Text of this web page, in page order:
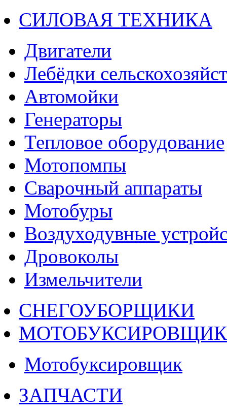
СИЛОВАЯ ТЕХНИКА
Двигатели
Лебёдки
Автомойки
Генераторы
Тепловое оборудование
Мотопомпы
Сварочный аппараты
Мотобуры
Воздуходувные
Дровоколы
Измельчители
СНЕГОУБОРЩИКИ
Мотобуксировщик
ЗАПЧАСТИ